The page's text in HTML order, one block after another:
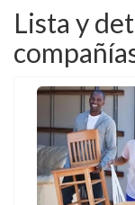
Lista y